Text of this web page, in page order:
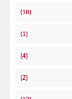
(10)
(1)
(4)
(2)